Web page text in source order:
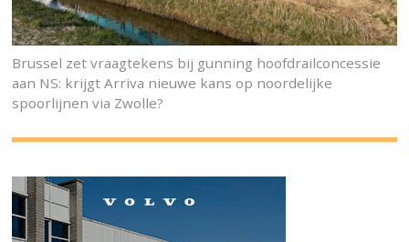
Brussel zet vraagtekens bij gunning hoofdrailconcessie
aan NS: krijgt Arriva nieuwe kans op noordelijke
spoorlijnen via Zwolle?